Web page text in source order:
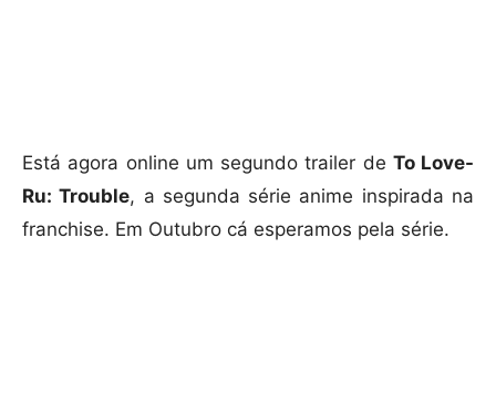
Está agora online um segundo trailer de To Love-
Ru: Trouble, a segunda série anime inspirada na
franchise. Em Outubro cá esperamos pela série.